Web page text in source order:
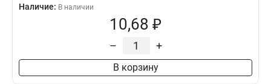
Наличие: В наличии
10,68 ₽
– +
В корзину